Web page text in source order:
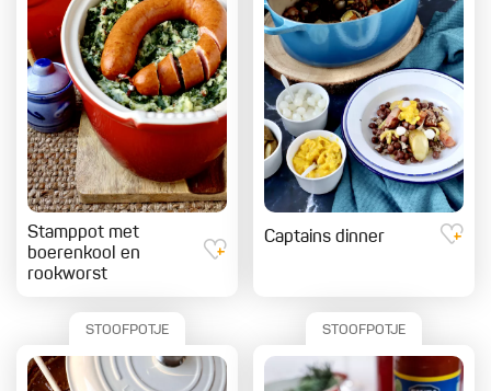
Stamppot met
boerenkool en
rookworst
Captains dinner
STOOFPOTJE STOOFPOTJE